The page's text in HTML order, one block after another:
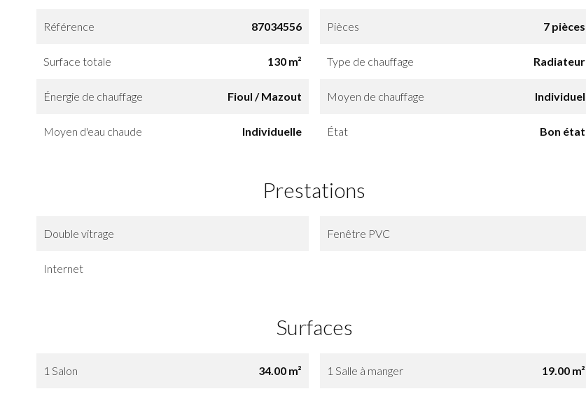
Référence 87034556 Pièces 7 pièces
Surface totale 130 m² Type de chauffage Radiateur
Énergie de chauffage Fioul / Mazout Moyen de chauffage Individuel
Moyen d'eau chaude Individuelle État Bon état
Prestations
Double vitrage Fenêtre PVC
Internet
Surfaces
1 Salon 34.00 m² 1 Salle à manger 19.00 m²